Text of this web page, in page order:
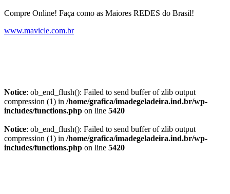
Compre Online! Faça como as Maiores REDES do Brasil!
www.mavicle.com.br
Notice: ob_end_flush(): Failed to send buffer of zlib output
compression (1) in /home/grafica/imadegeladeira.ind.br/wp-
includes/functions.php on line 5420
Notice: ob_end_flush(): Failed to send buffer of zlib output
compression (1) in /home/grafica/imadegeladeira.ind.br/wp-
includes/functions.php on line 5420